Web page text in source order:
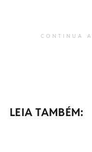
CONTINUA
LEIA TAMBÉM: